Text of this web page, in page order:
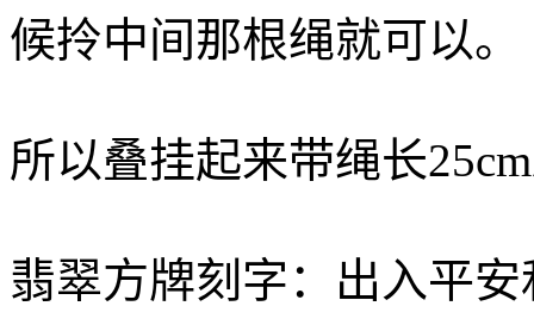
候拎中间那根绳就可以。
所以叠挂起来带绳长
翡翠方牌刻字：出入平